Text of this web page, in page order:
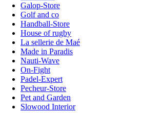
Galop-Store
Golf and co
Handball-Store
House of rugby
La sellerie de Maé
Made in Paradis
Nauti-Wave
On-Fight
Padel-Expert
Pecheur-Store
Pet and Garden
Slowood Interior